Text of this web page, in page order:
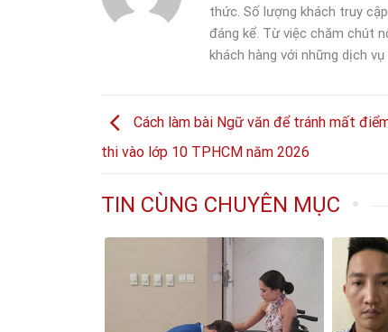
thức. Số lượng khách truy
đáng kể. Từ việc chăm chút
khách hàng với những dịch
Cách làm bài Ngữ văn để tránh mất
thi vào lớp 10 TPHCM năm 2026
TIN CÙNG CHUYÊN MỤC